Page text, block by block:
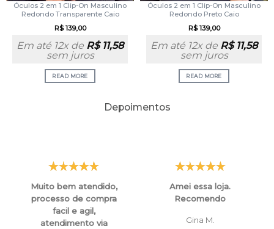
Óculos 2 em 1 Clip-On Masculino
Redondo Transparente Caio
R$139,00
Em até 12x de R$11,58
sem juros
READ MORE
Óculos 2 em 1 Clip-On Masculino
Redondo Preto Caio
R$139,00
Em até 12x de R$11,58
sem juros
READ MORE
Depoimentos
Muito bem atendido,
processo de compra
facil e agil,
atendimento via
Amei essa loja.
Recomendo
Gina M.